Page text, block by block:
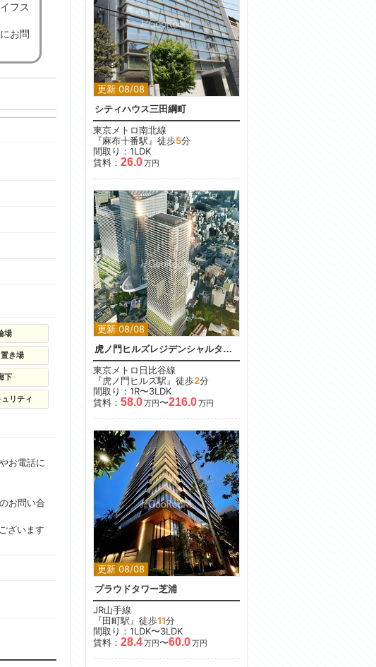
フス
お問
場
き場
下
リティ
お電話に
お問い合
ざいます
更新 08/08
シティハウス三田綱町
東京メトロ南北線
『麻布十番駅』徒歩5分
間取り：1LDK
賃料： 26.0万円
更新 08/08
虎ノ門ヒルズレジデンシャルタワー
東京メトロ日比谷線
『虎ノ門ヒルズ駅』徒歩2分
間取り：1R〜3LDK
賃料： 58.0万円〜216.0万円
更新 08/08
プラウドタワー芝浦
JR山手線
『田町駅』徒歩11分
間取り：1LDK〜3LDK
賃料： 28.4万円〜60.0万円